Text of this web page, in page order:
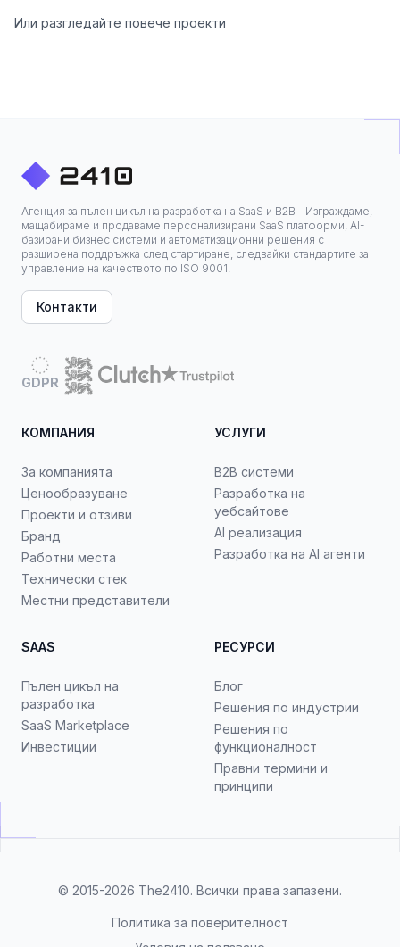
Или разгледайте повече проекти
Агенция за пълен цикъл на разработка на SaaS и B2B - Изграждаме,
мащабираме и продаваме персонализирани SaaS платформи, AI-
базирани бизнес системи и автоматизационни решения с
разширена поддръжка след стартиране, следвайки стандартите за
управление на качеството по ISO 9001.
Контакти
GDPR
КОМПАНИЯ
За компанията
Ценообразуване
Проекти и отзиви
Бранд
Работни места
Технически стек
Местни представители
УСЛУГИ
B2B системи
Разработка на
уебсайтове
AI реализация
Разработка на AI агенти
SAAS
Пълен цикъл на
разработка
SaaS Marketplace
Инвестиции
РЕСУРСИ
Блог
Решения по индустрии
Решения по
функционалност
Правни термини и
принципи
© 2015-2026 The2410. Всички права запазени.
Политика за поверителност